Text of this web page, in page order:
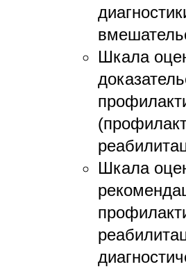
Шкала
Шкала